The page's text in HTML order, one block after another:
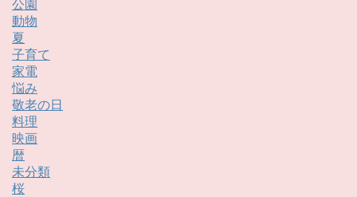
公園
動物
夏
子育て
家電
悩み
敬老の日
料理
映画
暦
未分類
桜